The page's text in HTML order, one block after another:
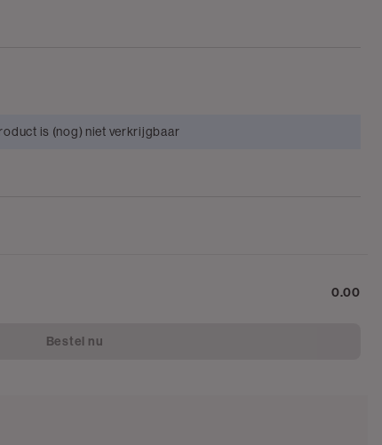
is (nog) niet verkrijgbaar
0.00
Bestel nu